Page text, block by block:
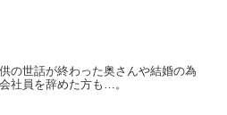
の世話が終わった奥さんや結婚の為
社員を辞めた方も…。